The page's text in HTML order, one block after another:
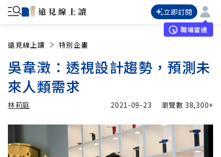
立即訂閱
職場雷達
遠見線上讀 特別企畫
吳韋澂：透視設計趨勢，預測未
來人類需求
林莉庭
加入追蹤
2021-09-23 瀏覽數 38,300+